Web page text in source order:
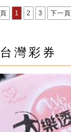
1 2 3 下一頁
台灣彩券